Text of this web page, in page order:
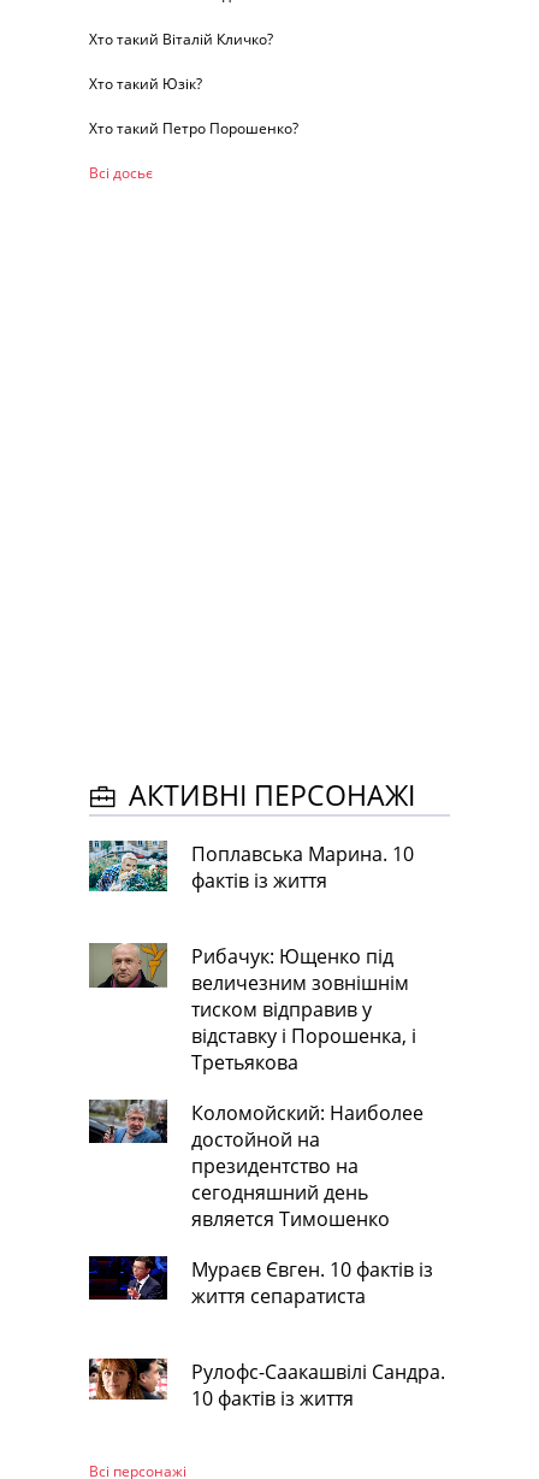
Хто такий Віталій Кличко?
Хто такий Юзік?
Хто такий Петро Порошенко?
Всі досьє
АКТИВНІ ПЕРСОНАЖІ
Поплавська Марина. 10
фактів із життя
Рибачук: Ющенко під
величезним зовнішнім
тиском відправив у
відставку і Порошенка, і
Третьякова
Коломойский: Наиболее
достойной на
президентство на
сегодняшний день
является Тимошенко
Мураєв Євген. 10 фактів із
життя сепаратиста
Рулофс-Саакашвілі Сандра.
10 фактів із життя
Всі персонажi